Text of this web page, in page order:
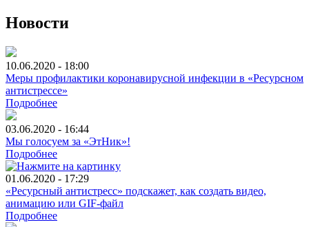
Новости
10.06.2020 - 18:00
Меры профилактики коронавирусной инфекции в «Ресурсном
антистрессе»
Подробнее
03.06.2020 - 16:44
Мы голосуем за «ЭтНик»!
Подробнее
01.06.2020 - 17:29
«Ресурсный антистресс» подскажет, как создать видео,
анимацию или GIF-файл
Подробнее